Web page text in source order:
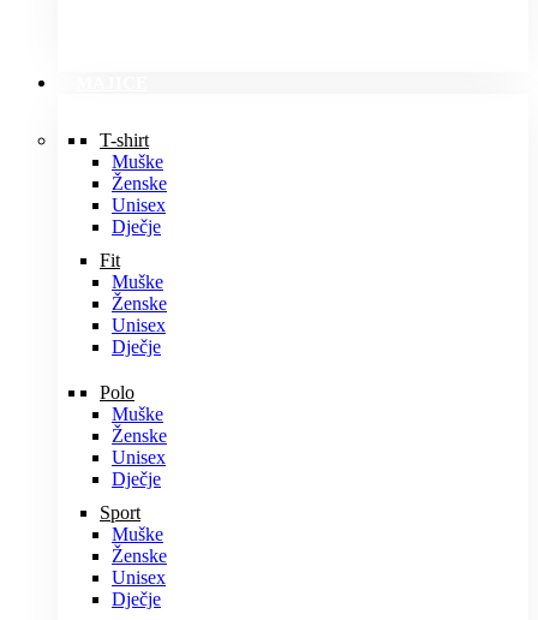
T-shirt
Muške
Ženske
Unisex
Dječje
Fit
Muške
Ženske
Unisex
Dječje
Polo
Muške
Ženske
Unisex
Dječje
Sport
Muške
Ženske
Unisex
Dječje